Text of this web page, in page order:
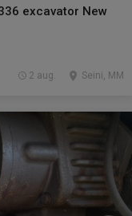
excavator New
Seini, MM
2 aug.